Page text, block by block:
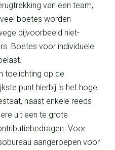
van een team,
boetes worden
bijvoorbeeld niet-
Boetes voor individuele
toelichting op de
punt hierbij is het hoge
naast enkele reeds
uit een te grote
Voor
aangeroepen voor